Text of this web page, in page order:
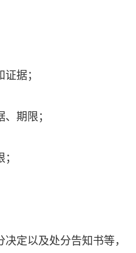
据；
期限；
决定以及处分告知书等，